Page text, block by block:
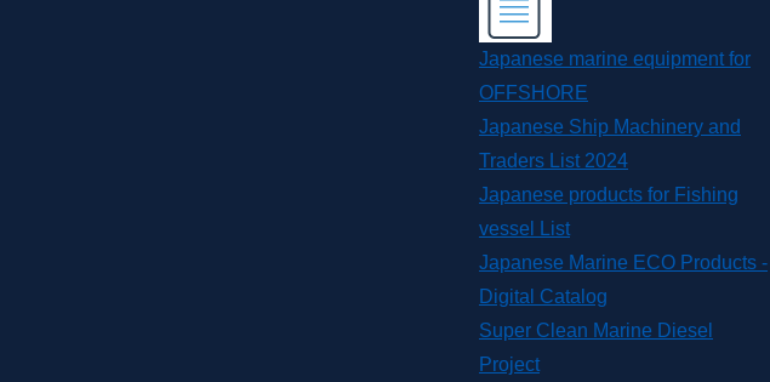
Japanese marine equipment for
OFFSHORE
Japanese Ship Machinery and
Traders List 2024
Japanese products for Fishing
vessel List
Japanese Marine ECO Products -
Digital Catalog
Super Clean Marine Diesel
Project